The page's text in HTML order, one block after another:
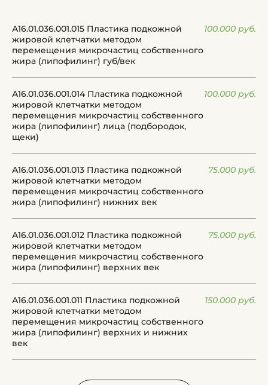
А16.01.036.001.015 Пластика подкожной
жировой клетчатки методом
перемещения микрочастиц собственного
жира (липофилинг) губ/век
100.000 руб.
А16.01.036.001.014 Пластика подкожной
жировой клетчатки методом
перемещения микрочастиц собственного
жира (липофилинг) лица (подбородок,
щеки)
100.000 руб.
А16.01.036.001.013 Пластика подкожной
жировой клетчатки методом
перемещения микрочастиц собственного
жира (липофилинг) нижних век
75.000 руб.
А16.01.036.001.012 Пластика подкожной
жировой клетчатки методом
перемещения микрочастиц собственного
жира (липофилинг) верхних век
75.000 руб.
А16.01.036.001.011 Пластика подкожной
жировой клетчатки методом
перемещения микрочастиц собственного
жира (липофилинг) верхних и нижних
век
150.000 руб.